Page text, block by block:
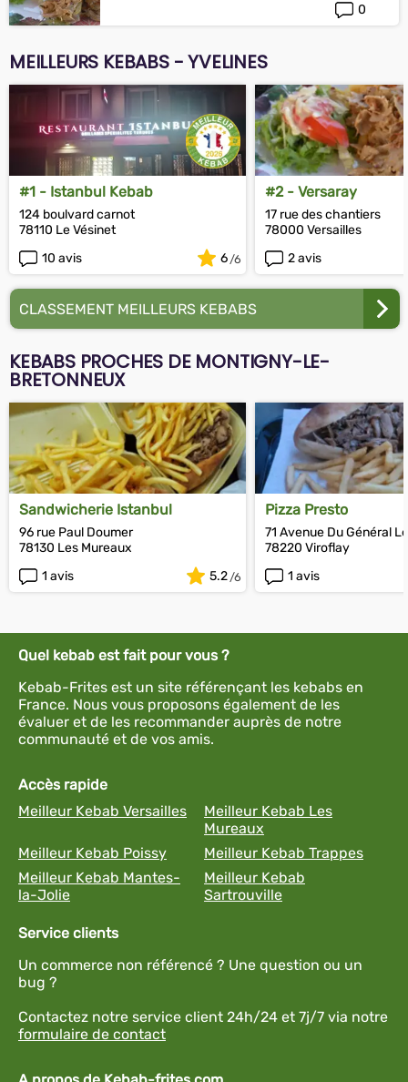
0
MEILLEURS KEBABS - YVELINES
#1 - Istanbul Kebab
124 boulvard carnot
78110 Le Vésinet
10 avis
6
#2 - Versaray
17 rue des chantiers
78000 Versailles
2 avis
CLASSEMENT MEILLEURS KEBABS
KEBABS PROCHES DE MONTIGNY-LE-
BRETONNEUX
Sandwicherie Istanbul
96 rue Paul Doumer
78130 Les Mureaux
1 avis
5.2
Pizza Presto
71 Avenue Du Général
78220 Viroflay
1 avis
Quel kebab est fait pour vous ?
Kebab-Frites est un site référençant les kebabs en
France. Nous vous proposons également de les
évaluer et de les recommander auprès de notre
communauté et de vos amis.
Accès rapide
Meilleur Kebab Versailles
Meilleur Kebab Les
Mureaux
Meilleur Kebab Poissy
Meilleur Kebab Trappes
Meilleur Kebab Mantes-
la-Jolie
Meilleur Kebab
Sartrouville
Service clients
Un commerce non référencé ? Une question ou un
bug ?
Contactez notre service client 24h/24 et 7j/7 via notre
formulaire de contact